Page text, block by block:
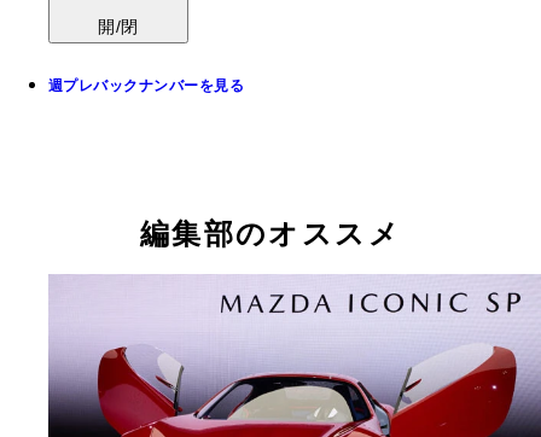
開/閉
週プレバックナンバーを見る
編集部のオススメ